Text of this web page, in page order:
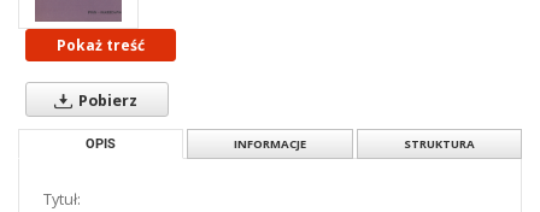
Pokaż treść
Pobierz
OPIS INFORMACJE STRUKTURA
Tytuł: